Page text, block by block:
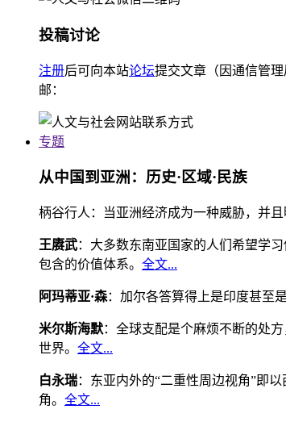
投稿讨论
注册后可向本站论坛提交文章（因通信管
邮：
专题
从中国到亚洲：历史·区域·民族
柄谷行人：当亚洲经济成为一种威胁，并
王赓武：大多数东南亚国家的人们希望学
包含的价值体系。 全文...
阿玛蒂亚·森：加尔各答算得上是印度甚至
米尔斯海默：全球支配是个麻烦不断的处
世界。 全文...
白永瑞：东亚内外的“二重性周边视角”即
角。 全文...